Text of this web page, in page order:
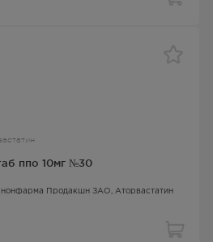
ппо 10мг №30
Продакшн ЗАО, Аторвастатин